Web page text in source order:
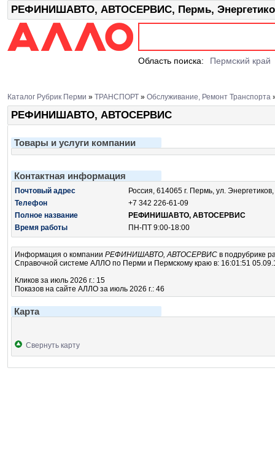
РЕФИНИШАВТО, АВТОСЕРВИС, Пермь,
Область поиска: Пермский край
Каталог Рубрик Перми » ТРАНСПОРТ » Обслуживание, Ремонт Транспорта
РЕФИНИШАВТО, АВТОСЕРВИС
Товары и услуги компании
Контактная информация
Почтовый адрес
Россия, 614065 г. Пермь, ул.
Телефон
+7 342 226-61-09
Полное название
РЕФИНИШАВТО, АВТОСЕРВИС
Время работы
ПН-ПТ 9:00-18:00
Информация о компании РЕФИНИШАВТО, АВТОСЕРВИС в подрубрике
Справочной системе АЛЛО по Перми и Пермскому краю в: 16:01:51
Кликов за июль 2026 г.: 15
Показов на сайте АЛЛО за июль 2026 г.: 46
Карта
Свернуть карту